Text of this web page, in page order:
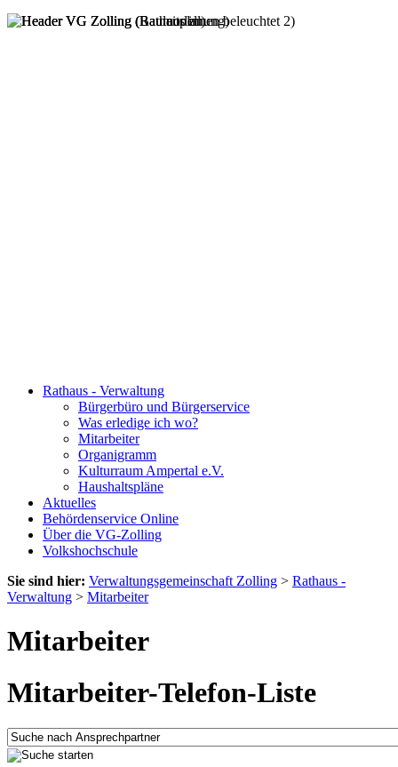
Rathaus - Verwaltung
Bürgerbüro und Bürgerservice
Was erledige ich wo?
Mitarbeiter
Organigramm
Kulturraum Ampertal e.V.
Haushaltspläne
Aktuelles
Behördenservice Online
Über die VG-Zolling
Volkshochschule
Sie sind hier: Verwaltungsgemeinschaft Zolling > Rathaus -
Verwaltung > Mitarbeiter
Mitarbeiter
Mitarbeiter-Telefon-Liste